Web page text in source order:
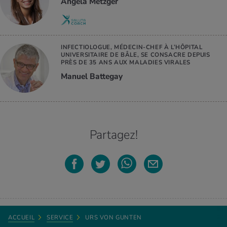
INFECTIOLOGUE, MÉDECIN-CHEF À L’HÔPITAL
UNIVERSITAIRE DE BÂLE, SE CONSACRE DEPUIS
PRÈS DE 35 ANS AUX MALADIES VIRALES
Manuel Battegay
Partagez!
ACCUEIL SERVICE URS VON GUNTEN